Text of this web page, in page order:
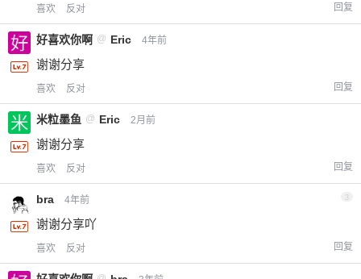
喜欢 反对 回复
好喜欢你啊 @ Eric 4年前
谢谢分享
喜欢 反对 回复
米粒墨鱼 @ Eric 2月前
谢谢分享
喜欢 反对 回复
bra 4年前 3
谢谢分享吖
喜欢 反对 回复